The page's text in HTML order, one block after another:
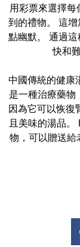
用彩票來選擇
到的禮物。 這
點幽默。 通過
快和
中國傳統的健康
是一種治療藥物
因為它可以恢復
且美味的湯品
物，可以贈送給